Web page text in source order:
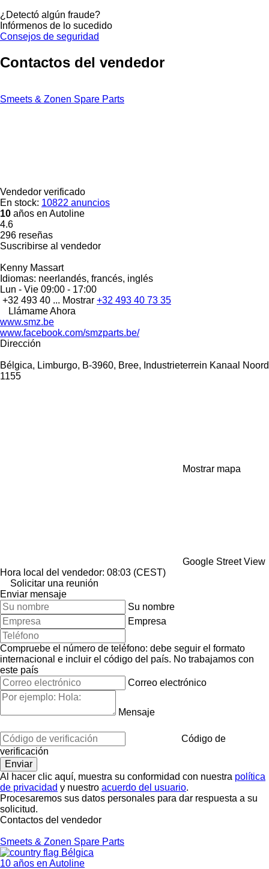
¿Detectó algún fraude?
Infórmenos de lo sucedido
Consejos de seguridad
Contactos del vendedor
Smeets & Zonen Spare Parts
Vendedor verificado
En stock: 10822 anuncios
10 años en Autoline
4.6
296 reseñas
Suscribirse al vendedor
Kenny Massart
Idiomas: neerlandés, francés, inglés
Lun - Vie 09:00 - 17:00
+32 493 40 ... Mostrar +32 493 40 73 35
Llámame Ahora
www.smz.be
www.facebook.com/smzparts.be/
Dirección
Bélgica, Limburgo, B-3960, Bree, Industrieterrein Kanaal Noord
1155
Mostrar mapa
Google Street View
Hora local del vendedor: 08:03 (CEST)
Solicitar una reunión
Enviar mensaje
Su nombre
Empresa
Compruebe el número de teléfono: debe seguir el formato
internacional e incluir el código del país. No trabajamos con
este país
Correo electrónico
Mensaje
Código de
verificación
Al hacer clic aquí, muestra su conformidad con nuestra política
de privacidad y nuestro acuerdo del usuario.
Procesaremos sus datos personales para dar respuesta a su
solicitud.
Contactos del vendedor
Smeets & Zonen Spare Parts
Bélgica
10 años en Autoline